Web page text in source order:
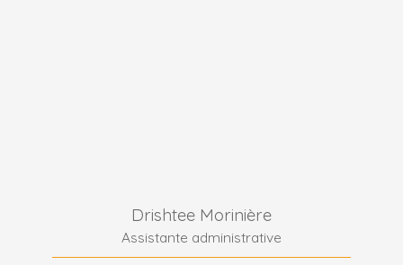
Drishtee Morinière
Assistante administrative